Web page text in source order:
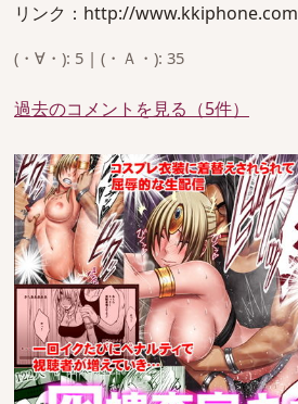
リンク：http://www.kkiphone.com
(・∀・): 5 | (・Ａ・): 35
過去のコメントを見る（5件）